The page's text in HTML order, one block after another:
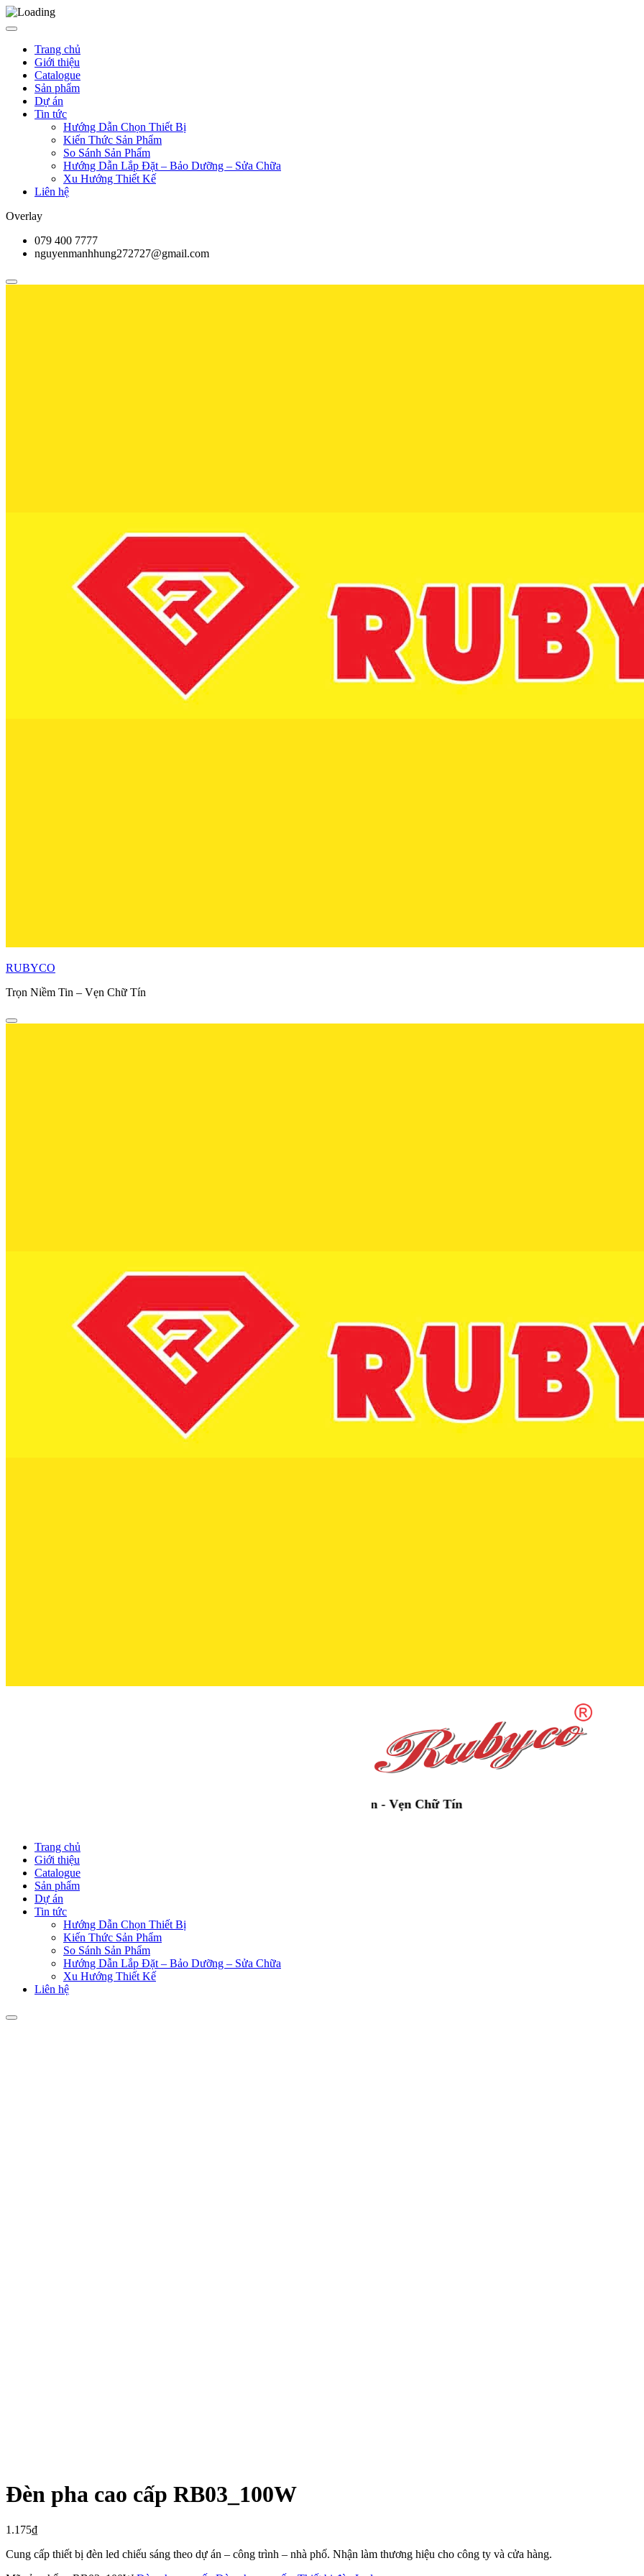
Trang chủ
Giới thiệu
Catalogue
Sản phẩm
Dự án
Tin tức
Hướng Dẫn Chọn Thiết Bị
Kiến Thức Sản Phẩm
So Sánh Sản Phẩm
Hướng Dẫn Lắp Đặt – Bảo Dưỡng – Sửa Chữa
Xu Hướng Thiết Kế
Liên hệ
Overlay
079 400 7777
nguyenmanhhung272727@gmail.com
RUBYCO
Trọn Niềm Tin – Vẹn Chữ Tín
Trọn Niềm Tin - Vẹn Chữ Tín
Trang chủ
Giới thiệu
Catalogue
Sản phẩm
Dự án
Tin tức
Hướng Dẫn Chọn Thiết Bị
Kiến Thức Sản Phẩm
So Sánh Sản Phẩm
Hướng Dẫn Lắp Đặt – Bảo Dưỡng – Sửa Chữa
Xu Hướng Thiết Kế
Liên hệ
Đèn pha cao cấp RB03_100W
1.175₫
Cung cấp thiết bị đèn led chiếu sáng theo dự án – công trình – nhà phố. Nhận làm thương hiệu cho công ty và cửa hàng.